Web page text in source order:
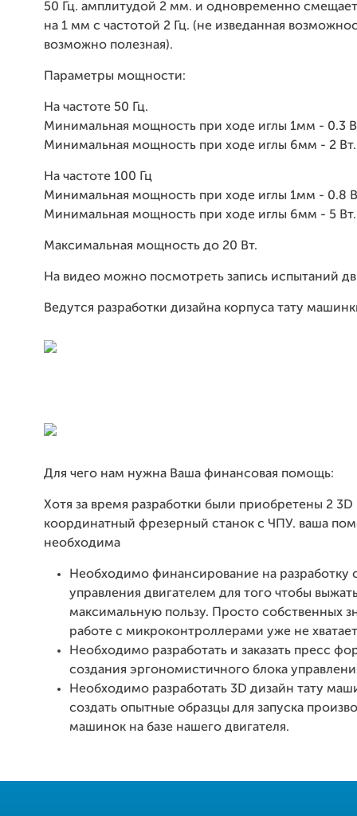
50 Гц. амплитудой 2 мм. и одновременно
на 1 мм с частотой 2 Гц. (не изведанная
возможно полезная).
Параметры мощности:
На частоте 50 Гц.
Минимальная мощность при ходе иглы 1мм - 0.3
Минимальная мощность при ходе иглы 6мм - 2 Вт.
На частоте 100 Гц
Минимальная мощность при ходе иглы 1мм - 0.8
Минимальная мощность при ходе иглы 6мм - 5 Вт.
Максимальная мощность до 20 Вт.
На видео можно посмотреть запись испытаний
Ведутся разработки дизайна корпуса тату
Для чего нам нужна Ваша финансовая помощь:
Хотя за время разработки были приобретены 2 3D
координатный фрезерный станок с ЧПУ. ваша
необходима
Необходимо финансирование на разработку
управления двигателем для того чтобы
максимальную пользу. Просто собственных
работе с микроконтроллерами уже не хватает
Необходимо разработать и заказать пресс
создания эргономистичного блока
Необходимо разработать 3D дизайн тату
создать опытные образцы для запуска
машинок на базе нашего двигателя.